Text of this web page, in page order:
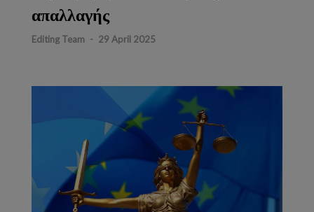
απαλλαγής
Editing Team - 29 April 2025